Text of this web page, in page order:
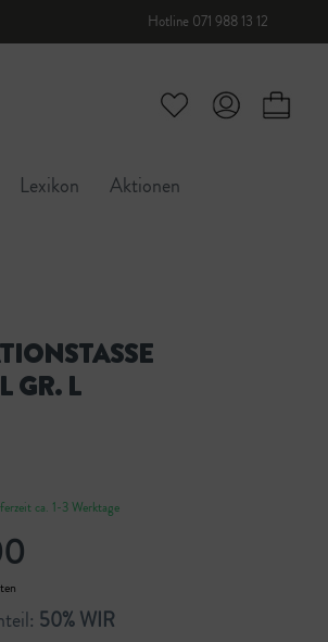
Hotline 071 988 13 12
Lexikon Aktionen
GR. L
ca. 1-3 Werktage
50% WIR